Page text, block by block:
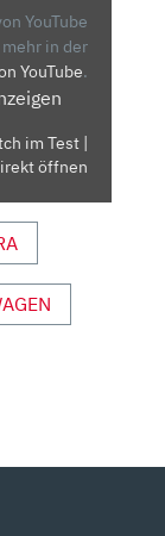
YouTube
in der
YouTube.
im Test |
öffnen